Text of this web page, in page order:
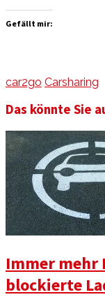
Gefällt mir:
car2go Carsharing
Das könnte Sie
Immer mehr
blockierte